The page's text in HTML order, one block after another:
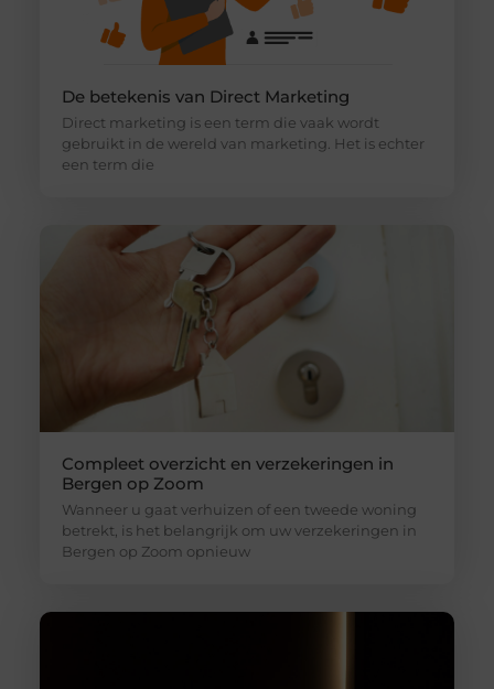
De betekenis van Direct Marketing
Direct marketing is een term die vaak wordt
gebruikt in de wereld van marketing. Het is echter
een term die
Compleet overzicht en verzekeringen in
Bergen op Zoom
Wanneer u gaat verhuizen of een tweede woning
betrekt, is het belangrijk om uw verzekeringen in
Bergen op Zoom opnieuw